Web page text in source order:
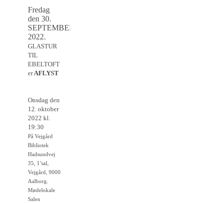
Fredag
den 30.
SEPTEMBER
2022.
GLASTUR
TIL
EBELTOFT
erAFLYST
Onsdag den
12. oktober
2022 kl.
19:30
På Vejgård
Bibliotek
Hadsundvej
35, 1’sal,
Vejgård, 9000
Aalborg.
Mødelokale
Salen